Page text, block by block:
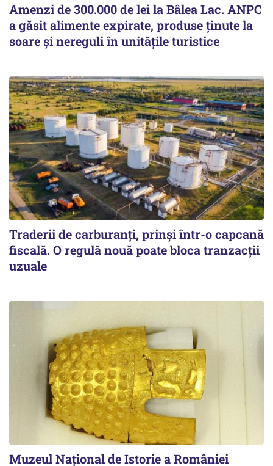
Amenzi de 300.000 de lei la Bâlea Lac. ANPC
a găsit alimente expirate, produse ținute la
soare și nereguli în unitățile turistice
Traderii de carburanți, prinși într-o capcană
fiscală. O regulă nouă poate bloca tranzacții
uzuale
Muzeul Național de Istorie a României